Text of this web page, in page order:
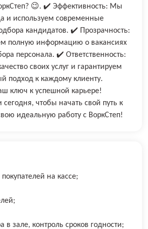
😉. ✔️ Эффективность: Мы
и используем современные
кандидатов. ✔️ Прозрачность:
полную информацию о вакансиях
персонала. ✔️ Ответственность:
своих услуг и гарантируем
подход к каждому клиенту.
ключ к успешной карьере!
чтобы начать свой путь к
идеальную работу с ВоркСтеп!
на кaccе;
в зале, контроль сроков годности;